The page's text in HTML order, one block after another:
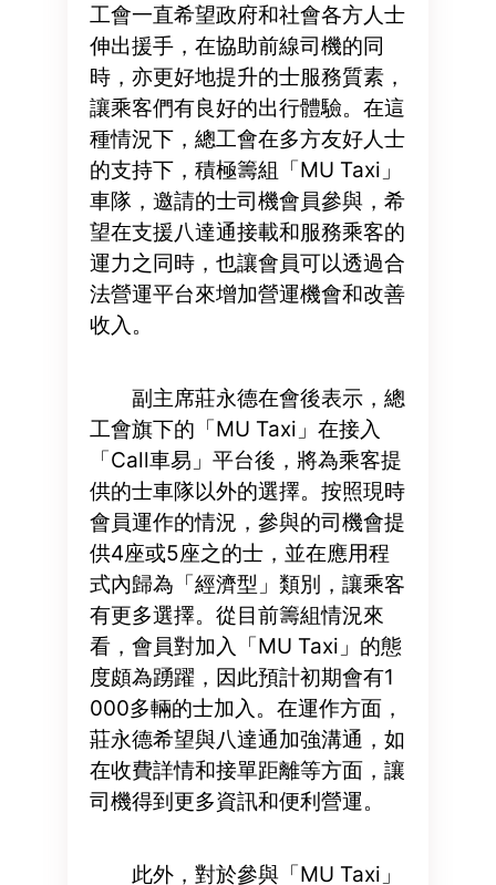
工會一直希望政府和社會各方人士
伸出援手，在協助前線司機的同
時，亦更好地提升的士服務質素，
讓乘客們有良好的出行體驗。在這
種情況下，總工會在多方友好人士
的支持下，積極籌組「MU Taxi」
車隊，邀請的士司機會員參與，希
望在支援八達通接載和服務乘客的
運力之同時，也讓會員可以透過合
法營運平台來增加營運機會和改善
收入。
副主席莊永德在會後表示，總
工會旗下的「MU Taxi」在接入
「Call車易」平台後，將為乘客提
供的士車隊以外的選擇。按照現時
會員運作的情況，參與的司機會提
供4座或5座之的士，並在應用程
式內歸為「經濟型」類別，讓乘客
有更多選擇。從目前籌組情況來
看，會員對加入「MU Taxi」的態
度頗為踴躍，因此預計初期會有1
000多輛的士加入。在運作方面，
莊永德希望與八達通加強溝通，如
在收費詳情和接單距離等方面，讓
司機得到更多資訊和便利營運。
此外，對於參與「MU Taxi」